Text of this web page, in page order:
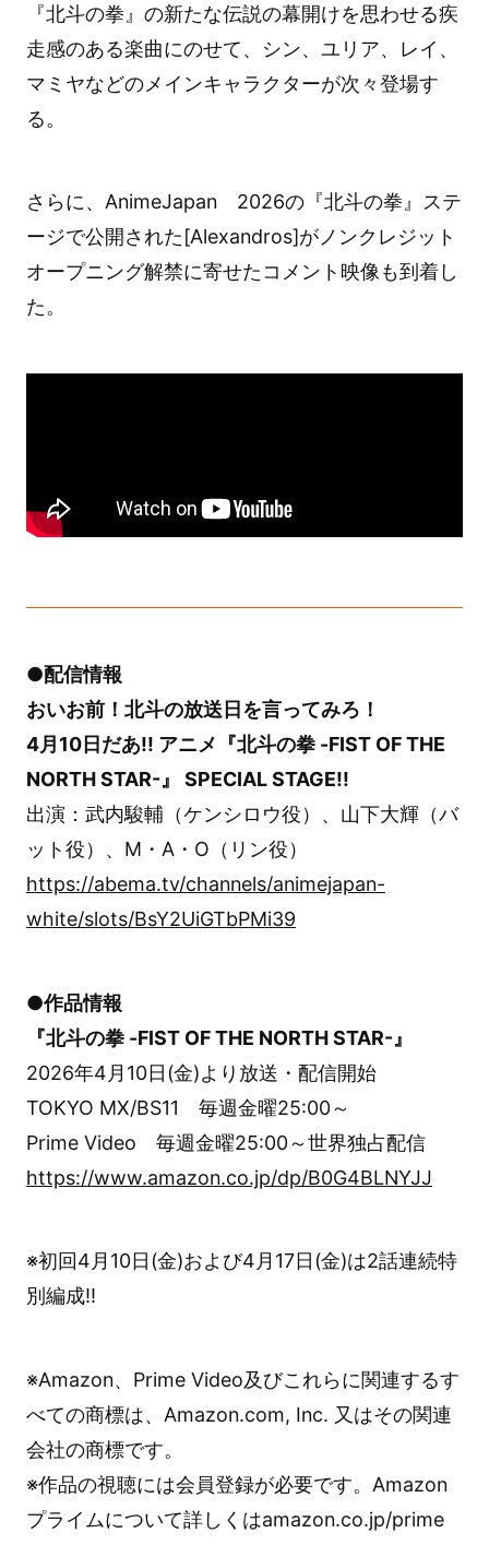
『北斗の拳』の新たな伝説の幕開けを思わせる疾
走感のある楽曲にのせて、シン、ユリア、レイ、
マミヤなどのメインキャラクターが次々登場す
る。
さらに、AnimeJapan 2026の『北斗の拳』ステ
ージで公開された[Alexandros]がノンクレジット
オープニング解禁に寄せたコメント映像も到着し
た。
●配信情報
おいお前！北斗の放送日を言ってみろ！
4月10日だあ!! アニメ『北斗の拳 -FIST OF THE
NORTH STAR-』 SPECIAL STAGE!!
出演：武内駿輔（ケンシロウ役）、山下大輝（バ
ット役）、M・A・O（リン役）
https://abema.tv/channels/animejapan-
white/slots/BsY2UiGTbPMi39
●作品情報
『北斗の拳 -FIST OF THE NORTH STAR-』
2026年4月10日(金)より放送・配信開始
TOKYO MX/BS11 毎週金曜25:00～
Prime Video 毎週金曜25:00～世界独占配信
https://www.amazon.co.jp/dp/B0G4BLNYJJ
※初回4月10日(金)および4月17日(金)は2話連続特
別編成!!
※Amazon、Prime Video及びこれらに関連するす
べての商標は、Amazon.com, Inc. 又はその関連
会社の商標です。
※作品の視聴には会員登録が必要です。Amazon
プライムについて詳しくはamazon.co.jp/prime